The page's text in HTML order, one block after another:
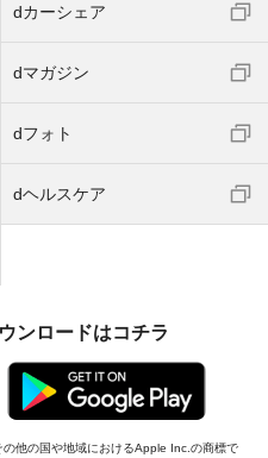
dカーシェア
dマガジン
dフォト
dヘルスケア
ンロードはコチラ
他の国や地域におけるApple Inc.の商標で